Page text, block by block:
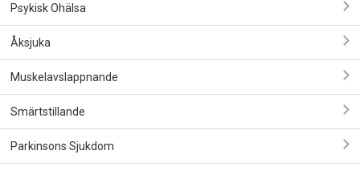
Psykisk Ohälsa
Åksjuka
Muskelavslappnande
Smärtstillande
Parkinsons Sjukdom